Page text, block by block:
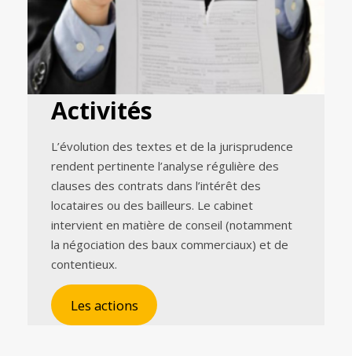
Activités
L’évolution des textes et de la jurisprudence
rendent pertinente l’analyse régulière des
clauses des contrats dans l’intérêt des
locataires ou des bailleurs. Le cabinet
intervient en matière de conseil (notamment
la négociation des baux commerciaux) et de
contentieux.
Les actions